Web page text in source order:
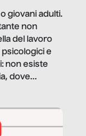
giovani adulti.
non
del lavoro
e
non esiste
dove